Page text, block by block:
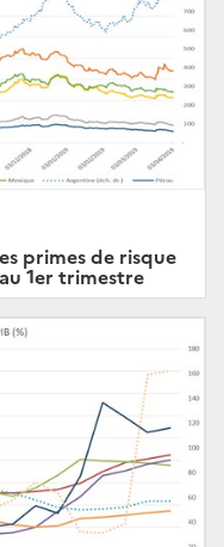
primes de risque
1er trimestre